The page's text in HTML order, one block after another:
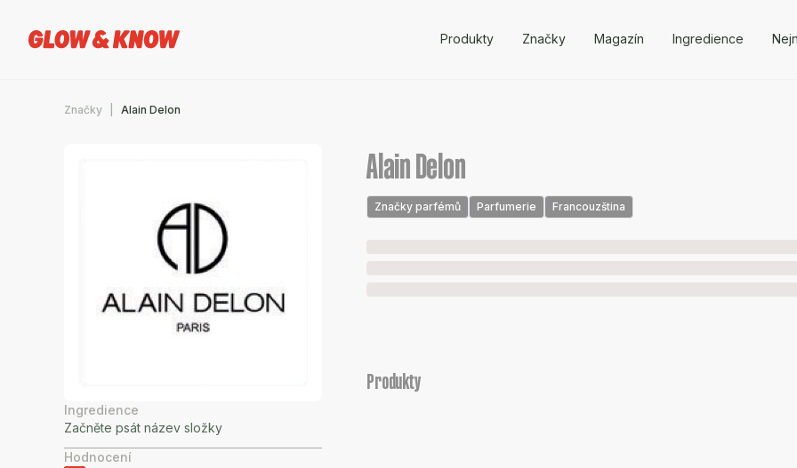
Produkty Značky Magazín Ingredience
Značky Alain Delon
Ingredience
Hodnocení
Alain Delon
Značky parfémů Parfumerie Francouzština
Produkty